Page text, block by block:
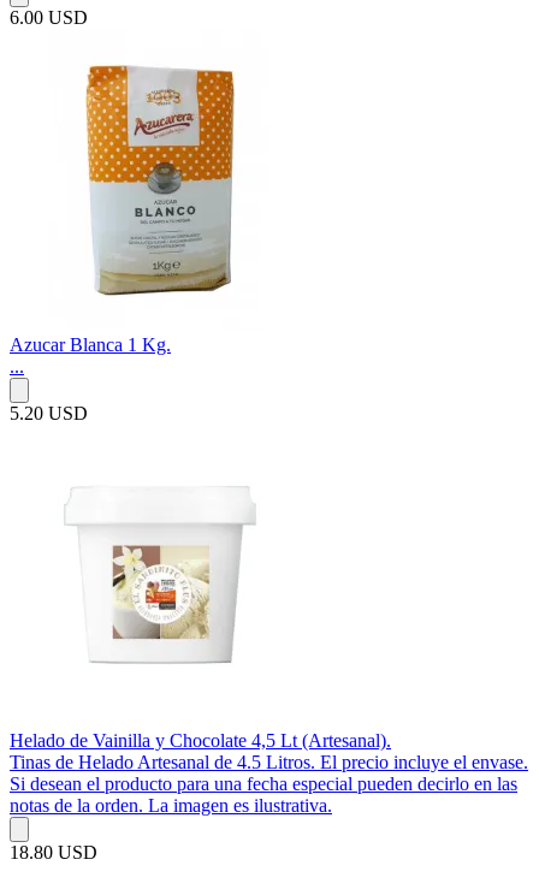
6.00 USD
Azucar Blanca 1 Kg.
...
5.20 USD
Helado de Vainilla y Chocolate 4,5 Lt (Artesanal).
Tinas de Helado Artesanal de 4.5 Litros. El precio incluye el envase.
Si desean el producto para una fecha especial pueden decirlo en las
notas de la orden. La imagen es ilustrativa.
18.80 USD